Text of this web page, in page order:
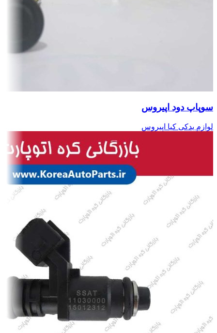
سوپاپ دود اپیروس
لوازم یدکی کیا اپیروس